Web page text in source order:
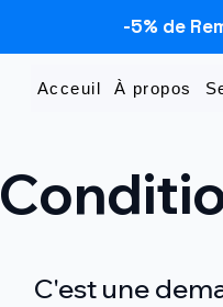
-5% de
Acceuil À propos
C'est une